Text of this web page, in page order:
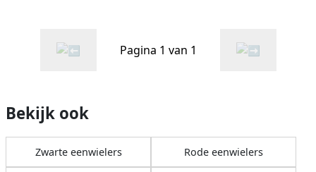
Pagina 1 van 1
Bekijk ook
Zwarte eenwielers Rode eenwielers